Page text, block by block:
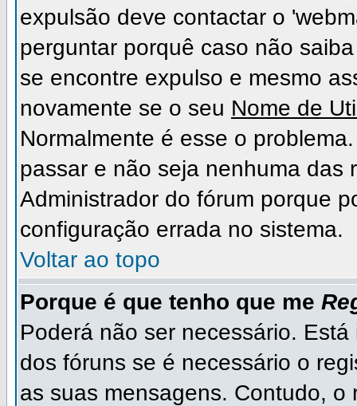
expulsão deve contactar o
perguntar porquê caso não
se encontre expulso e mesmo
novamente se o seu Nome de
Normalmente é esse o
passar e não seja nenhuma das
Administrador do fórum porque
configuração errada no sistema.
Voltar ao topo
Porque é que tenho que me
Poderá não ser necessário.
dos fóruns se é necessário o
as suas mensagens. Contudo,